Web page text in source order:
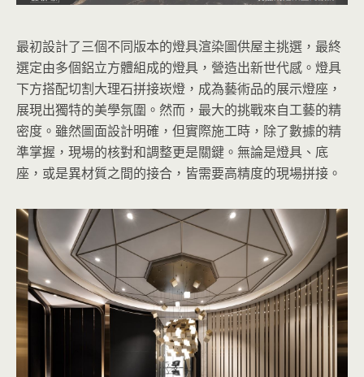
最初設計了三個不同版本的燈具渲染圖供屋主挑選，最終
選定由多個鋁立方體組成的燈具，營造出新世代感。燈具
下方搭配切割大理石拼接崁燈，成為藝術品的展示燈座，
展現出獨特的美學氛圍。然而，最大的挑戰來自工藝的精
密度。雖然圖面設計明確，但實際施工時，除了數據的精
準掌握，現場的核對和調整更是關鍵。無論是燈具、底
座，或是異材質之間的接合，皆需要高精度的現場拼接。